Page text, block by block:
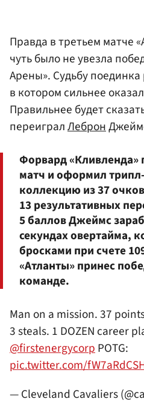
Правда в третьем матче
чуть было не увезла
Арены». Судьбу
в котором сильнее
Правильнее будет
переигралЛеброн
Форвард «Кливленда»
матч и оформил
коллекцию из 37
13 результативных
5 баллов Джеймс
секундах овертайма,
бросками при счете
«Атланты» принес
команде.
Man on a mission. 37
3 steals. 1 DOZEN career
@firstenergycorpPOTG:
pic.twitter.com/
— Cleveland Cavaliers